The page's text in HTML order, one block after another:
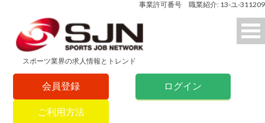
事業許可番号 職業紹介: 13-ユ-311209
スポーツ業界の求人情報とトレンド
会員登録 ログイン
ご利用方法